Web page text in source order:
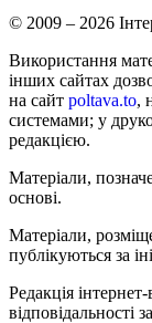
© 2009 – 2026
Використання
інших сайтах
на сайт poltava.to,
системами; у
редакцією.
Матеріали,
основі.
Матеріали,
публікуються за
Редакція
відповідальності